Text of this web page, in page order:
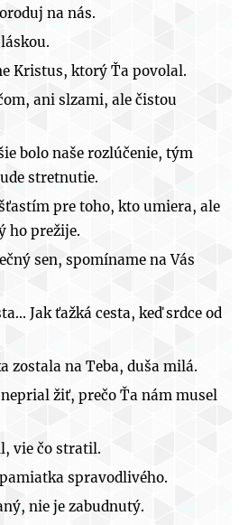
na nás.
Kristus, ktorý Ťa povolal.
ani slzami, ale čistou
bolo naše rozlúčenie, tým
stretnutie.
pre toho, kto umiera, ale
ho prežije.
sen, spomíname na Vás
Jak ťažká cesta, keď srdce od
zostala na Teba, duša milá.
žiť, prečo Ťa nám musel
vie čo stratil.
spravodlivého.
nie je zabudnutý.